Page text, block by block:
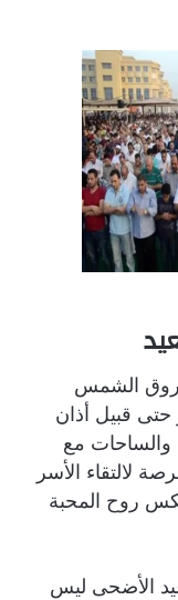
الشمس
حتى قبيل أذان
والساحات مع
لالتقاء الأسر
روح المحبة
الأضحى ليس